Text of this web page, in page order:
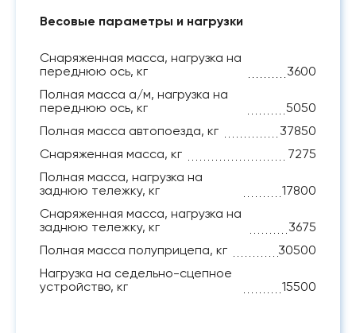
Весовые параметры и нагрузки
Снаряженная масса, нагрузка на
переднюю ось, кг
3600
Полная масса а/м, нагрузка на
переднюю ось, кг
5050
Полная масса автопоезда, кг
37850
Снаряженная масса, кг
7275
Полная масса, нагрузка на
заднюю тележку, кг
17800
Снаряженная масса, нагрузка на
заднюю тележку, кг
3675
Полная масса полуприцепа, кг
30500
Нагрузка на седельно-сцепное
устройство, кг
15500